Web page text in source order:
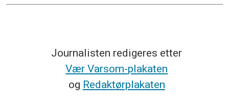
Journalisten redigeres etter
Vær Varsom-plakaten
og Redaktørplakaten